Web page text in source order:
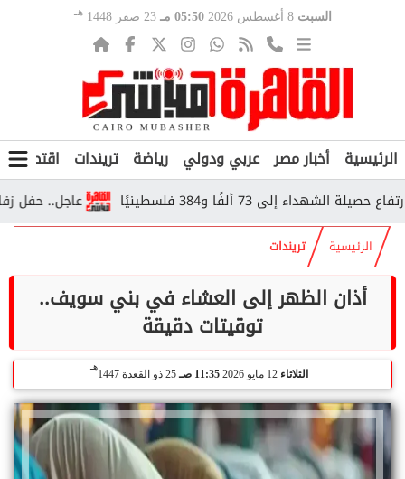
السبت 8 أغسطس 2026 05:50 مـ 23 صفر 1448 هـ
الرئيسية أخبار مصر عربي ودولي رياضة تريندات اقتصاد
عاجل.. حفل زفاف إلى 73 ألفًا و384 فلسطينيًا
الرئيسية تريندات
أذان الظهر إلى العشاء في بني سويف..
توقيتات دقيقة
الثلاثاء 12 مايو 2026 11:35 صـ 25 ذو القعدة 1447
هـ